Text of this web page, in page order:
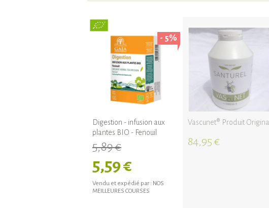
- 5%
Digestion - infusion aux
plantes BIO - Fenouil
5,89 €
5,59 €
Vendu et expédié par : NOS
MEILLEURES COURSES
Vascunet® Produit Original
84,95 €